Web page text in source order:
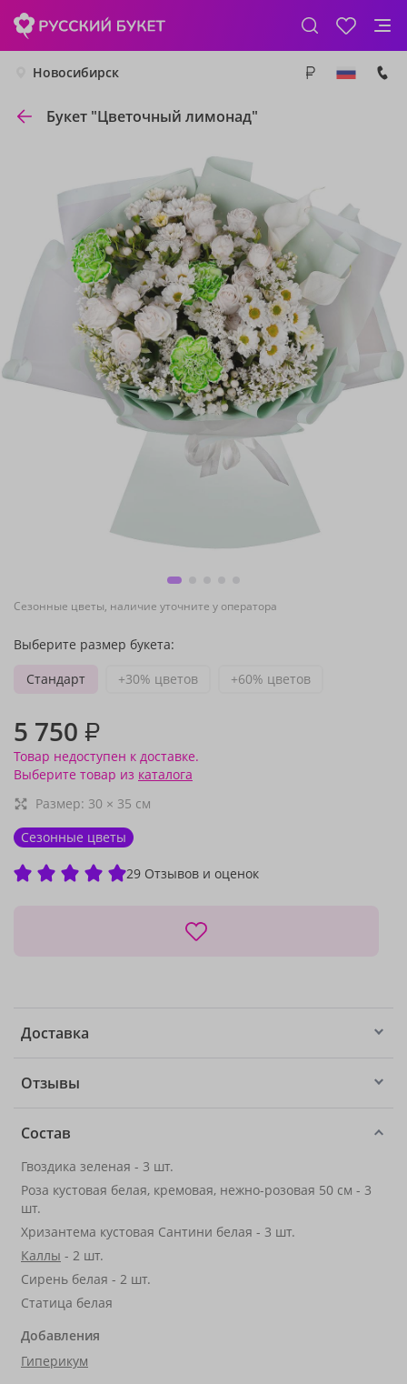
Новосибирск
Букет "Цветочный лимонад"
Сезонные цветы, наличие уточните у оператора
Выберите размер букета:
Стандарт
+30% цветов +60% цветов
5 750 ₽
Товар недоступен к доставке.
Выберите товар из каталога
Размер: 30 × 35 см
Сезонные цветы
29 Отзывов и оценок
Доставка
Отзывы
Состав
Гвоздика зеленая - 3 шт.
Роза кустовая белая, кремовая, нежно-розовая 50 см - 3
шт.
Хризантема кустовая Сантини белая - 3 шт.
Каллы - 2 шт.
Сирень белая - 2 шт.
Статица белая
Добавления
Гиперикум